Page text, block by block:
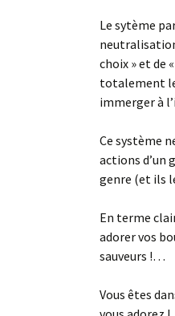
Le sytème
choix » et de
totalement
immerger à
Ce système
actions d’un
genre (et ils
En terme
adorer vos
sauveurs !…
Vous êtes